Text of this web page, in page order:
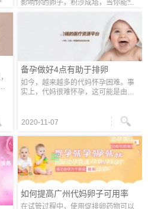
影响你的卵子，积沙成塔，当你能感
觉到卵巢损伤时已无法挽回。 怕不生
或太晚生孩子 我们知道24～29岁是卵
子质量最好的年龄段，从30岁起，卵
备孕做好4点有助于排卵
如今，越来越多的代妈怀孕困难。事
实上，代妈很难怀孕，这可能是由于
心提醒排卵障碍可能导致代妈闭经、
2020-11-07
如何提高广州代妈卵子可用率
在试管过程中，使用促排卵药物可以